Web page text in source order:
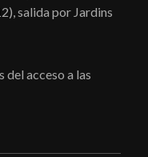
salida por Jardins
del acceso a las